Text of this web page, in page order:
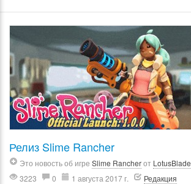
Релиз Slime Rancher
Это новость об игре Slime Rancherот LotusBlade
3223
0 1 августа 2017 г. Редакция